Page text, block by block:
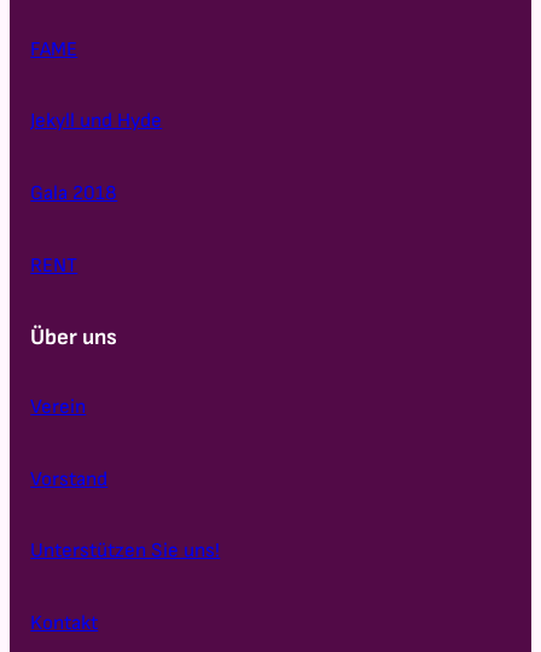
FAME
Jekyll und Hyde
Gala 2018
RENT
Über uns
Verein
Vorstand
Unterstützen Sie uns!
Kontakt